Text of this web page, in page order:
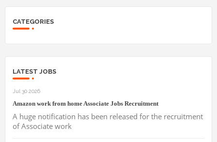
CATEGORIES
LATEST JOBS
Jul 30 2026
Amazon work from home Associate Jobs Recruitment
A huge notification has been released for the recruitment
of Associate work